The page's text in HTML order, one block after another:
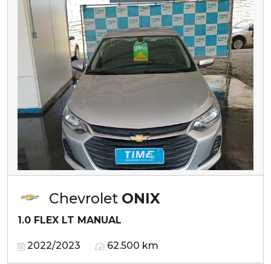
Chevrolet ONIX
1.0 FLEX LT MANUAL
2022/2023 62.500 km